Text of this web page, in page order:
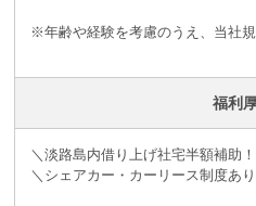
※年齢や経験を考慮のうえ、当社
福利
＼淡路島内借り上げ社宅半額補助
＼シェアカー・カーリース制度あ